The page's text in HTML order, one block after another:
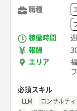
職種
稼働時間
報酬
エリア
必須スキル
LLM コンサルテ